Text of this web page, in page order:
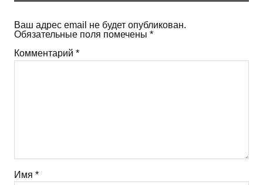
Ваш адрес email не будет опубликован.
Обязательные поля помечены *
Комментарий *
Имя *